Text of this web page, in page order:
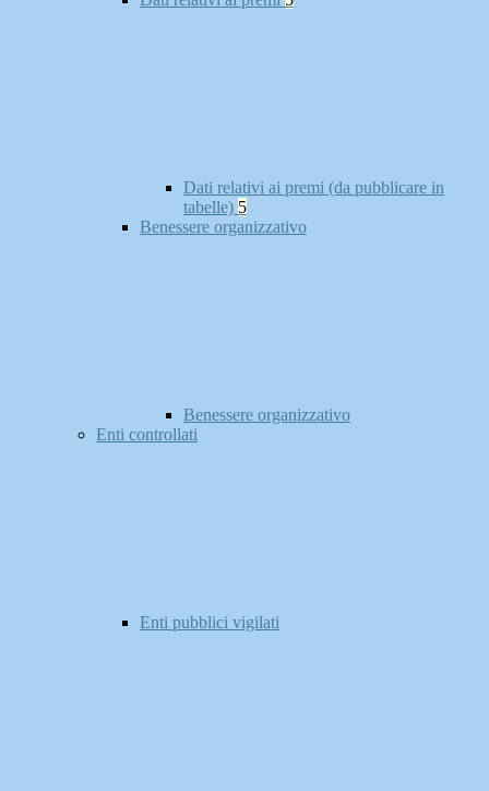
Dati relativi ai premi (da pubblicare in
tabelle) 5
Benessere organizzativo
Benessere organizzativo
Enti controllati
Enti pubblici vigilati